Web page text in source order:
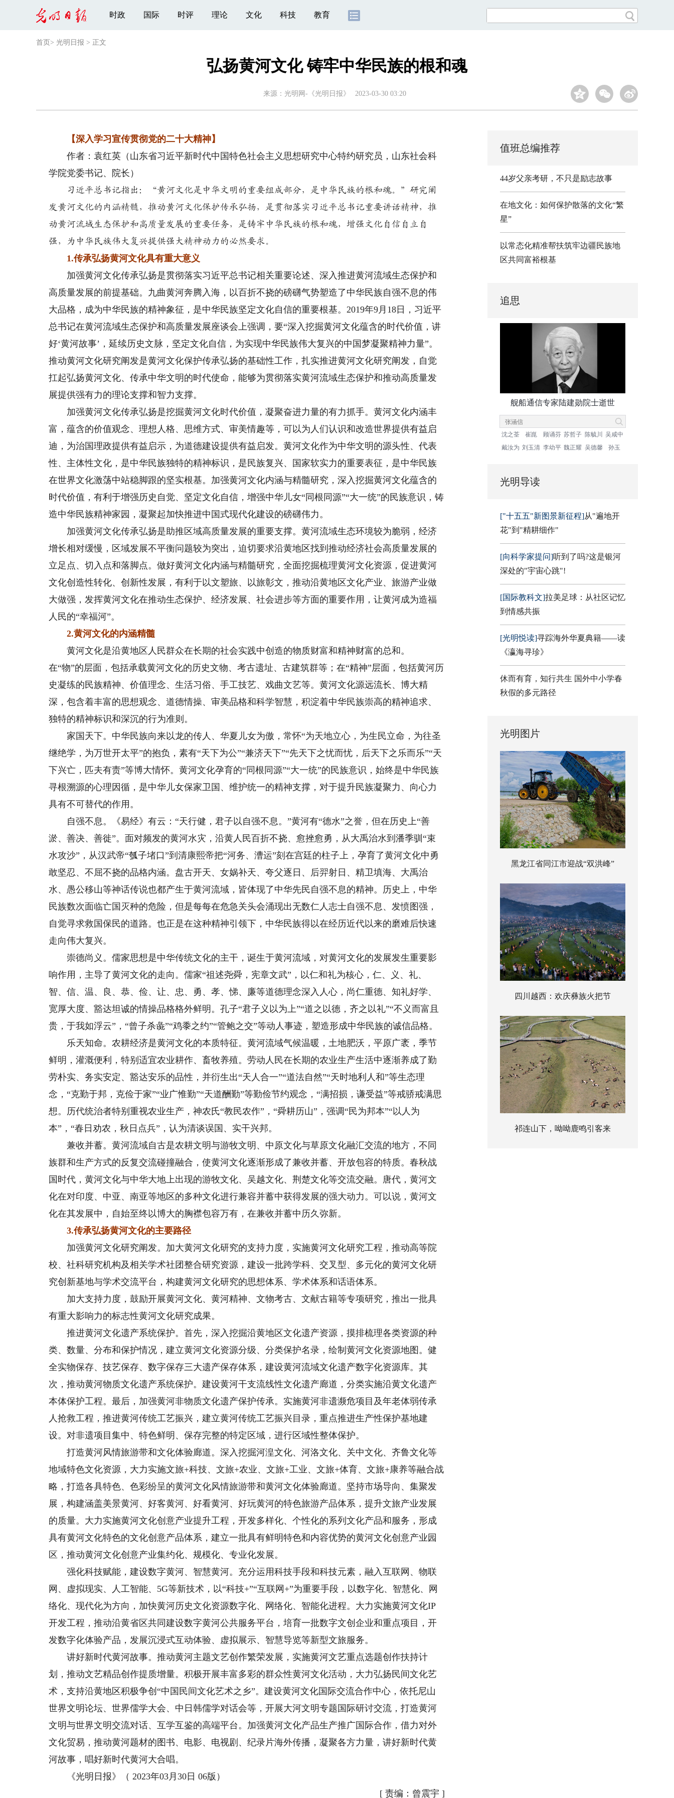
时政 国际 时评 理论 文化 科技 教育
首页 > 光明日报 > 正文
弘扬黄河文化 铸牢中华民族的根和魂
来源： 光明网-《光明日报》 2023-03-30 03:20
【深入学习宣传贯彻党的二十大精神】
作者：袁红英（山东省习近平新时代中国特色社会主义思想研究中心特约研究员，山东社会科
学院党委书记、院长）
习近平总书记指出：“黄河文化是中华文明的重要组成部分，是中华民族的根和魂。”研究阐
发黄河文化的内涵精髓，推动黄河文化保护传承弘扬，是贯彻落实习近平总书记重要讲话精神，推
动黄河流域生态保护和高质量发展的重要任务，是铸牢中华民族的根和魂，增强文化自信自立自
强，为中华民族伟大复兴提供强大精神动力的必然要求。
1.传承弘扬黄河文化具有重大意义
加强黄河文化传承弘扬是贯彻落实习近平总书记相关重要论述、深入推进黄河流域生态保护和
高质量发展的前提基础。九曲黄河奔腾入海，以百折不挠的磅礴气势塑造了中华民族自强不息的伟
大品格，成为中华民族的精神象征，是中华民族坚定文化自信的重要根基。2019年9月18日，习近平
总书记在黄河流域生态保护和高质量发展座谈会上强调，要“深入挖掘黄河文化蕴含的时代价值，讲
好‘黄河故事’，延续历史文脉，坚定文化自信，为实现中华民族伟大复兴的中国梦凝聚精神力量”。
推动黄河文化研究阐发是黄河文化保护传承弘扬的基础性工作，扎实推进黄河文化研究阐发，自觉
扛起弘扬黄河文化、传承中华文明的时代使命，能够为贯彻落实黄河流域生态保护和推动高质量发
展提供强有力的理论支撑和智力支撑。
加强黄河文化传承弘扬是挖掘黄河文化时代价值，凝聚奋进力量的有力抓手。黄河文化内涵丰
富，蕴含的价值观念、理想人格、思维方式、审美情趣等，可以为人们认识和改造世界提供有益启
迪，为治国理政提供有益启示，为道德建设提供有益启发。黄河文化作为中华文明的源头性、代表
性、主体性文化，是中华民族独特的精神标识，是民族复兴、国家软实力的重要表征，是中华民族
在世界文化激荡中站稳脚跟的坚实根基。加强黄河文化内涵与精髓研究，深入挖掘黄河文化蕴含的
时代价值，有利于增强历史自觉、坚定文化自信，增强中华儿女“同根同源”“大一统”的民族意识，铸
造中华民族精神家园，凝聚起加快推进中国式现代化建设的磅礴伟力。
加强黄河文化传承弘扬是助推区域高质量发展的重要支撑。黄河流域生态环境较为脆弱，经济
增长相对缓慢，区域发展不平衡问题较为突出，迫切要求沿黄地区找到推动经济社会高质量发展的
立足点、切入点和落脚点。做好黄河文化内涵与精髓研究，全面挖掘梳理黄河文化资源，促进黄河
文化创造性转化、创新性发展，有利于以文塑旅、以旅彰文，推动沿黄地区文化产业、旅游产业做
大做强，发挥黄河文化在推动生态保护、经济发展、社会进步等方面的重要作用，让黄河成为造福
人民的“幸福河”。
2.黄河文化的内涵精髓
黄河文化是沿黄地区人民群众在长期的社会实践中创造的物质财富和精神财富的总和。
在“物”的层面，包括承载黄河文化的历史文物、考古遗址、古建筑群等；在“精神”层面，包括黄河历
史凝练的民族精神、价值理念、生活习俗、手工技艺、戏曲文艺等。黄河文化源远流长、博大精
深，包含着丰富的思想观念、道德情操、审美品格和科学智慧，积淀着中华民族崇高的精神追求、
独特的精神标识和深沉的行为准则。
家国天下。中华民族向来以龙的传人、华夏儿女为傲，常怀“为天地立心，为生民立命，为往圣
继绝学，为万世开太平”的抱负，素有“天下为公”“兼济天下”“先天下之忧而忧，后天下之乐而乐”“天
下兴亡，匹夫有责”等博大情怀。黄河文化孕育的“同根同源”“大一统”的民族意识，始终是中华民族
寻根溯源的心理因循，是中华儿女保家卫国、维护统一的精神支撑，对于提升民族凝聚力、向心力
具有不可替代的作用。
自强不息。《易经》有云：“天行健，君子以自强不息。”黄河有“德水”之誉，但在历史上“善
淤、善决、善徙”。面对频发的黄河水灾，沿黄人民百折不挠、愈挫愈勇，从大禹治水到潘季驯“束
水攻沙”，从汉武帝“瓠子堵口”到清康熙帝把“河务、漕运”刻在宫廷的柱子上，孕育了黄河文化中勇
敢坚忍、不屈不挠的品格内涵。盘古开天、女娲补天、夸父逐日、后羿射日、精卫填海、大禹治
水、愚公移山等神话传说也都产生于黄河流域，皆体现了中华先民自强不息的精神。历史上，中华
民族数次面临亡国灭种的危险，但是每每在危急关头会涌现出无数仁人志士自强不息、发愤图强，
自觉寻求救国保民的道路。也正是在这种精神引领下，中华民族得以在经历近代以来的磨难后快速
走向伟大复兴。
崇德尚义。儒家思想是中华传统文化的主干，诞生于黄河流域，对黄河文化的发展发生重要影
响作用，主导了黄河文化的走向。儒家“祖述尧舜，宪章文武”，以仁和礼为核心，仁、义、礼、
智、信、温、良、恭、俭、让、忠、勇、孝、悌、廉等道德理念深入人心，尚仁重德、知礼好学、
宽厚大度、豁达坦诚的情操品格格外鲜明。孔子“君子义以为上”“道之以德，齐之以礼”“不义而富且
贵，于我如浮云”，“曾子杀彘”“鸡黍之约”“管鲍之交”等动人事迹，塑造形成中华民族的诚信品格。
乐天知命。农耕经济是黄河文化的本质特征。黄河流域气候温暖，土地肥沃，平原广袤，季节
鲜明，灌溉便利，特别适宜农业耕作、畜牧养殖。劳动人民在长期的农业生产生活中逐渐养成了勤
劳朴实、务实安定、豁达安乐的品性，并衍生出“天人合一”“道法自然”“天时地利人和”等生态理
念，“克勤于邦，克俭于家”“业广惟勤”“天道酬勤”等勤俭节约观念，“满招损，谦受益”等戒骄戒满思
想。历代统治者特别重视农业生产，神农氏“教民农作”，“舜耕历山”，强调“民为邦本”“以人为
本”，“春日劝农，秋日点兵”，认为清谈误国、实干兴邦。
兼收并蓄。黄河流域自古是农耕文明与游牧文明、中原文化与草原文化融汇交流的地方，不同
族群和生产方式的反复交流碰撞融合，使黄河文化逐渐形成了兼收并蓄、开放包容的特质。春秋战
国时代，黄河文化与中华大地上出现的游牧文化、吴越文化、荆楚文化等交流交融。唐代，黄河文
化在对印度、中亚、南亚等地区的多种文化进行兼容并蓄中获得发展的强大动力。可以说，黄河文
化在其发展中，自始至终以博大的胸襟包容万有，在兼收并蓄中历久弥新。
3.传承弘扬黄河文化的主要路径
加强黄河文化研究阐发。加大黄河文化研究的支持力度，实施黄河文化研究工程，推动高等院
校、社科研究机构及相关学术社团整合研究资源，建设一批跨学科、交叉型、多元化的黄河文化研
究创新基地与学术交流平台，构建黄河文化研究的思想体系、学术体系和话语体系。
加大支持力度，鼓励开展黄河文化、黄河精神、文物考古、文献古籍等专项研究，推出一批具
有重大影响力的标志性黄河文化研究成果。
推进黄河文化遗产系统保护。首先，深入挖掘沿黄地区文化遗产资源，摸排梳理各类资源的种
类、数量、分布和保护情况，建立黄河文化资源分级、分类保护名录，绘制黄河文化资源地图。健
全实物保存、技艺保存、数字保存三大遗产保存体系，建设黄河流域文化遗产数字化资源库。其
次，推动黄河物质文化遗产系统保护。建设黄河干支流线性文化遗产廊道，分类实施沿黄文化遗产
本体保护工程。最后，加强黄河非物质文化遗产保护传承。实施黄河非遗濒危项目及年老体弱传承
人抢救工程，推进黄河传统工艺振兴，建立黄河传统工艺振兴目录，重点推进生产性保护基地建
设。对非遗项目集中、特色鲜明、保存完整的特定区域，进行区域性整体保护。
打造黄河风情旅游带和文化体验廊道。深入挖掘河湟文化、河洛文化、关中文化、齐鲁文化等
地域特色文化资源，大力实施文旅+科技、文旅+农业、文旅+工业、文旅+体育、文旅+康养等融合战
略，打造各具特色、色彩纷呈的黄河文化风情旅游带和黄河文化体验廊道。坚持市场导向、集聚发
展，构建涵盖美景黄河、好客黄河、好看黄河、好玩黄河的特色旅游产品体系，提升文旅产业发展
的质量。大力实施黄河文化创意产业提升工程，开发多样化、个性化的系列文化产品和服务，形成
具有黄河文化特色的文化创意产品体系，建立一批具有鲜明特色和内容优势的黄河文化创意产业园
区，推动黄河文化创意产业集约化、规模化、专业化发展。
强化科技赋能，建设数字黄河、智慧黄河。充分运用科技手段和科技元素，融入互联网、物联
网、虚拟现实、人工智能、5G等新技术，以“科技+”“互联网+”为重要手段，以数字化、智慧化、网
络化、现代化为方向，加快黄河历史文化资源数字化、网络化、智能化进程。大力实施黄河文化IP
开发工程，推动沿黄省区共同建设数字黄河公共服务平台，培育一批数字文创企业和重点项目，开
发数字化体验产品，发展沉浸式互动体验、虚拟展示、智慧导览等新型文旅服务。
讲好新时代黄河故事。推动黄河主题文艺创作繁荣发展，实施黄河文艺重点选题创作扶持计
划，推动文艺精品创作提质增量。积极开展丰富多彩的群众性黄河文化活动，大力弘扬民间文化艺
术，支持沿黄地区积极争创“中国民间文化艺术之乡”。建设黄河文化国际交流合作中心，依托尼山
世界文明论坛、世界儒学大会、中日韩儒学对话会等，开展大河文明专题国际研讨交流，打造黄河
文明与世界文明交流对话、互学互鉴的高端平台。加强黄河文化产品生产推广国际合作，借力对外
文化贸易，推动黄河题材的图书、电影、电视剧、纪录片海外传播，凝聚各方力量，讲好新时代黄
河故事，唱好新时代黄河大合唱。
《光明日报》（ 2023年03月30日 06版）
[ 责编：曾震宇 ]
值班总编推荐
44岁父亲考研，不只是励志故事
在地文化：如何保护散落的文化“繁
星”
以常态化精准帮扶筑牢边疆民族地
区共同富裕根基
追思
舰船通信专家陆建勋院士逝世
沈之荃 崔崑 顾诵芬 苏哲子 陈毓川
吴咸中
戴汝为 刘玉清 李幼平 魏正耀 吴德馨 孙玉
光明导读
["十五五"新图景新征程]从"遍地开
花"到"精耕细作"
[向科学家提问]听到了吗?这是银河
深处的"宇宙心跳"!
[国际教科文]拉美足球：从社区记忆
到情感共振
[光明悦读]寻踪海外华夏典籍——读
《瀛海寻珍》
休而有育，知行共生 国外中小学春
秋假的多元路径
光明图片
黑龙江省同江市迎战“双洪峰”
四川越西：欢庆彝族火把节
祁连山下，呦呦鹿鸣引客来